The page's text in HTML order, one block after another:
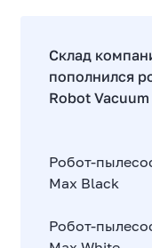
Склад
пополнился
Robot Vacuum
Робот-
Max Black
Робот-